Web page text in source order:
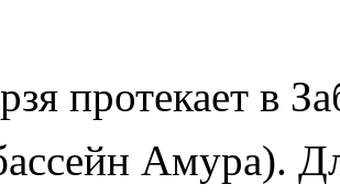
протекает в
Амура).